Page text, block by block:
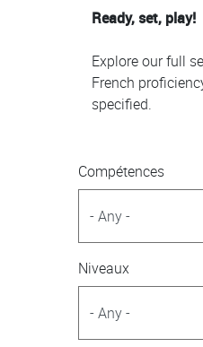
Ready, set, play!
Explore our full
French
specified.
Compétences
Niveaux